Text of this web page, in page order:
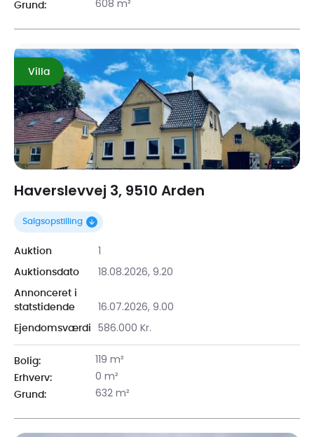
Grund: 608 m²
Villa
Haverslevvej 3, 9510 Arden
Salgsopstilling
Auktion 1
Auktionsdato 18.08.2026, 9.20
Annonceret i
statstidende
16.07.2026, 9.00
Ejendomsværdi 586.000 Kr.
Bolig: 119 m²
Erhverv: 0 m²
Grund: 632 m²